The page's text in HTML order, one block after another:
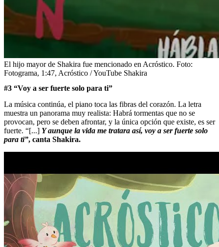
El hijo mayor de Shakira fue mencionado en Acróstico. Foto:
Fotograma, 1:47, Acróstico / YouTube Shakira
#3 “Voy a ser fuerte solo para ti”
La música continúa, el piano toca las fibras del corazón. La letra
muestra un panorama muy realista: Habrá tormentas que no se
provocan, pero se deben afrontar, y la única opción que existe, es ser
fuerte. “[...] Y aunque la vida me tratara así, voy a ser fuerte solo
para ti”, canta Shakira.